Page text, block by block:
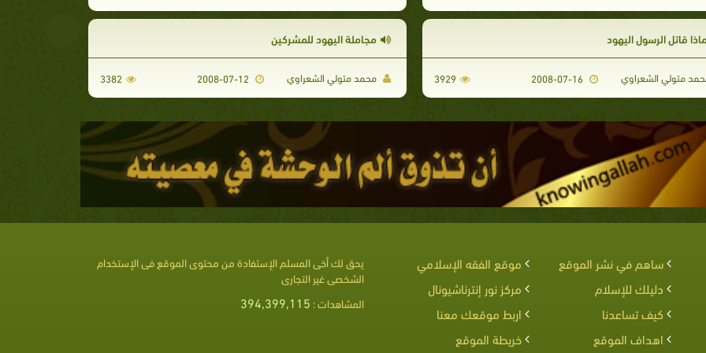
قاتل الرسول اليهود
متولي الشعراوي 2008-07-16
3929
مجاملة اليهود للمشركين
محمد متولي الشعراوي 3382
ساهم في نشر الموقع
موقع الفقه الإسلامي
دليلك للإسلام
مركز نور إنترناشيونال
كيف تساعدنا
اربط موقعك معنا
اهداف الموقع
خريطة الموقع
يحق لك أخى المسلم الإستفادة من محتوى الموقع فى الإستخدام
الشخصى غير التجارى
المشاهدات : 394,399,115